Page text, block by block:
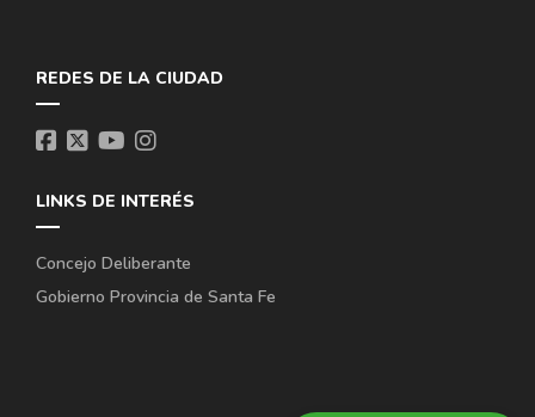
REDES DE LA CIUDAD
LINKS DE INTERÉS
Concejo Deliberante
Gobierno Provincia de Santa Fe